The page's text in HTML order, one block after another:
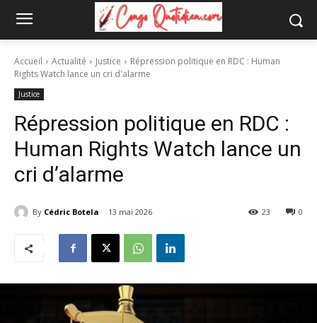
Accueil Actualité Justice
Répression politique en RDC : Human
Rights Watch lance un cri d'alarme
Justice
Répression politique en RDC :
Human Rights Watch lance un
cri d’alarme
By Cédric Botela 13 mai 2026 0
23